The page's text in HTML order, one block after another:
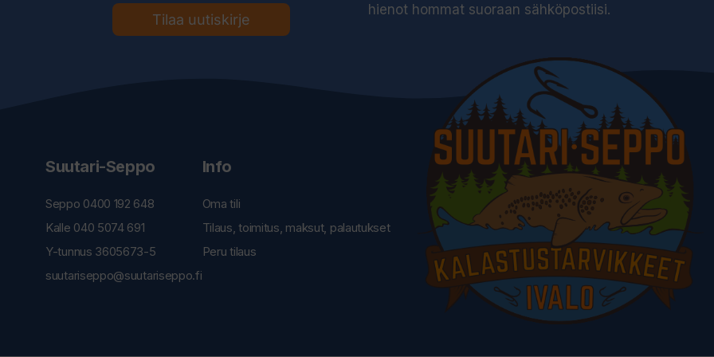
Tilaa uutiskirje
hienot hommat suoraan sähköpostiisi.
Suutari-Seppo
Seppo 0400 192 648
Kalle 040 5074 691
Y-tunnus 3605673-5
suutariseppo@suutariseppo.fi
Info
Oma tili
Tilaus, toimitus, maksut, palautukset
Peru tilaus